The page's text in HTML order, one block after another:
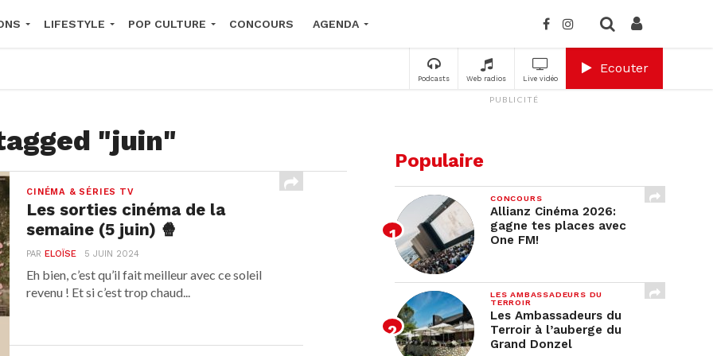
LIFESTYLE POP CULTURE CONCOURS AGENDA
Podcasts Web radios Live vidéo
Ecouter
"juin"
CINÉMA & SÉRIES TV
Les sorties cinéma de la
semaine (5 juin) 🍿
PARELOÏSE 5 JUIN 2024
Eh bien, c’est qu’il fait meilleur avec ce soleil
revenu ! Et si c’est trop chaud...
PUBLICITÉ
Populaire
CONCOURS
Allianz Cinéma 2026:
gagne tes places avec
One FM!
LES AMBASSADEURS DU
TERROIR
Les Ambassadeurs du
Terroir à l’auberge du
Grand Donzel